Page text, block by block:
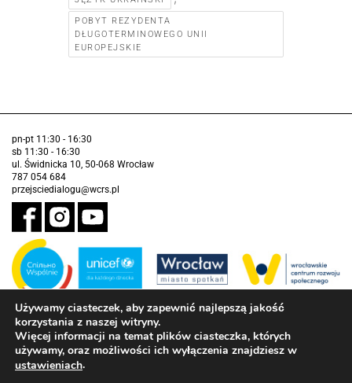
POBYT REZYDENTA
DŁUGOTERMINOWEGO UNII
EUROPEJSKIE
pn-pt 11:30 - 16:30
sb 11:30 - 16:30
ul. Świdnicka 10, 50-068 Wrocław
787 054 684
przejsciedialogu@wcrs.pl
Zadanie realizowane ze środków Gminy Wrocław w partnerstwie z
Funduszem Narodów Zjednoczonych na Rzecz Dzieci (UNICEF)
Deklaracja dostępności
Używamy ciasteczek, aby zapewnić najlepszą jakość
korzystania z naszej witryny.
Więcej informacji na temat plików ciasteczka, których
używamy, oraz możliwości ich wyłączenia znajdziesz w
ustawieniach.